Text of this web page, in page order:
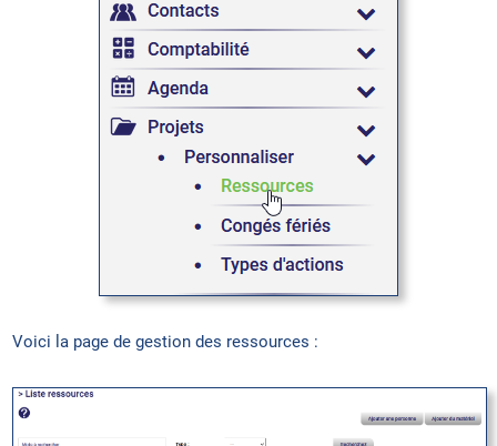
Voici la page de gestion des ressources :